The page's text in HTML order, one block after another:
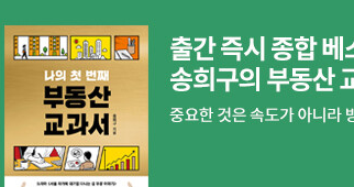
업 선두주자의 비하인드 히스토리